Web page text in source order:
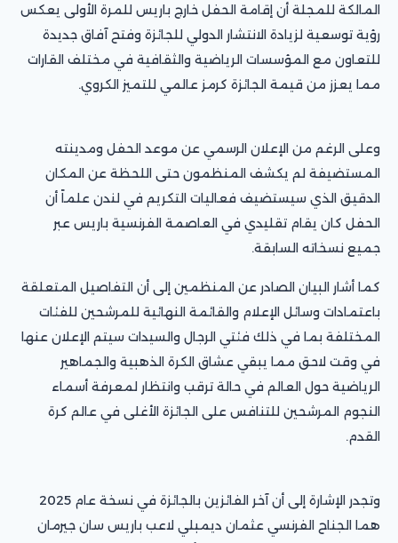
المالكة للمجلة أن إقامة الحفل خارج باريس للمرة الأولى يعكس
رؤية توسعية لزيادة الانتشار الدولي للجائزة وفتح آفاق جديدة
للتعاون مع المؤسسات الرياضية والثقافية في مختلف القارات
مما يعزز من قيمة الجائزة كرمز عالمي للتميز الكروي.
وعلى الرغم من الإعلان الرسمي عن موعد الحفل ومدينته
المستضيفة لم يكشف المنظمون حتى اللحظة عن المكان
الدقيق الذي سيستضيف فعاليات التكريم في لندن علماً أن
الحفل كان يقام تقليدي في العاصمة الفرنسية باريس عبر
جميع نسخاته السابقة.
كما أشار البيان الصادر عن المنظمين إلى أن التفاصيل المتعلقة
باعتمادات وسائل الإعلام والقائمة النهائية للمرشحين للفئات
المختلفة بما في ذلك فئتي الرجال والسيدات سيتم الإعلان عنها
في وقت لاحق مما يبقي عشاق الكرة الذهبية والجماهير
الرياضية حول العالم في حالة ترقب وانتظار لمعرفة أسماء
النجوم المرشحين للتنافس على الجائزة الأغلى في عالم كرة
القدم.
وتجدر الإشارة إلى أن آخر الفائزين بالجائزة في نسخة عام 2025
هما الجناح الفرنسي عثمان ديمبلي لاعب باريس سان جيرمان